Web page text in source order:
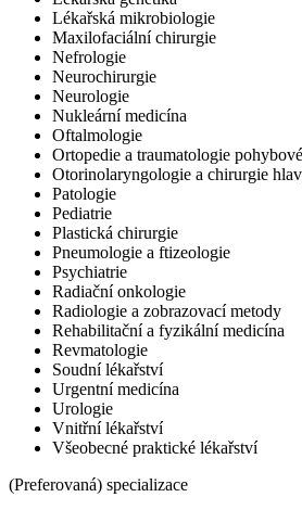
Lékařská mikrobiologie
Maxilofaciální chirurgie
Nefrologie
Neurochirurgie
Neurologie
Nukleární medicína
Oftalmologie
Ortopedie a traumatologie
Otorinolaryngologie a chirurgie
Patologie
Pediatrie
Plastická chirurgie
Pneumologie a ftizeologie
Psychiatrie
Radiační onkologie
Radiologie a zobrazovací metody
Rehabilitační a fyzikální medicína
Revmatologie
Soudní lékařství
Urgentní medicína
Urologie
Vnitřní lékařství
Všeobecné praktické lékařství
(Preferovaná) specializace